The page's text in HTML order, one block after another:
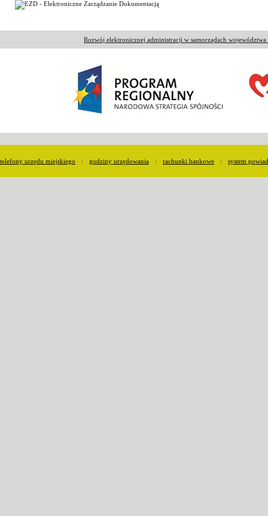
Rozwój elektronicznej administracji w samorządach
telefony urzędu miejskiego : godziny urzędowania : rachunki bankowe : system